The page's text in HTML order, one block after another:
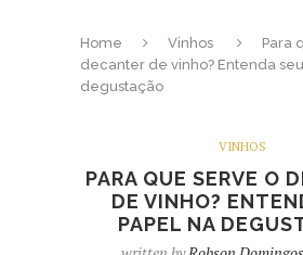
Home Vinhos
Para
decanter de vinho? Entenda
degustação
VINHOS
PARA QUE SERVE O
DE VINHO?
PAPEL NA